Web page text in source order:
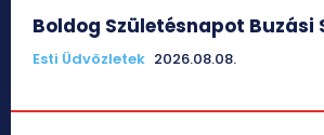
Boldog Születésnapot Buzási
Esti Üdvözletek 2026.08.08.